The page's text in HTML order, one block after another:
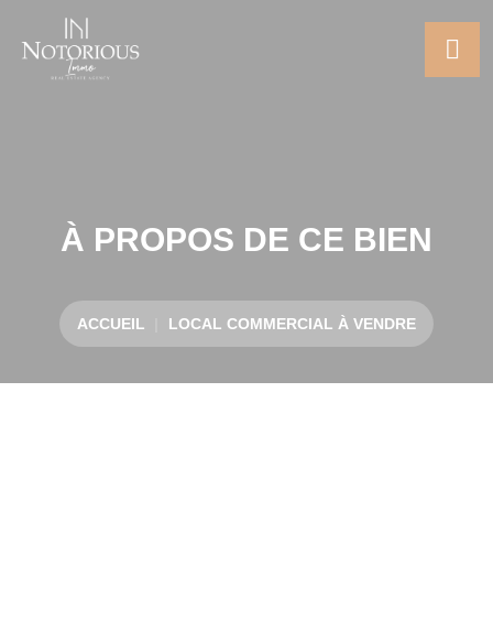
À PROPOS DE CE BIEN
ACCUEIL LOCAL COMMERCIAL À VENDRE